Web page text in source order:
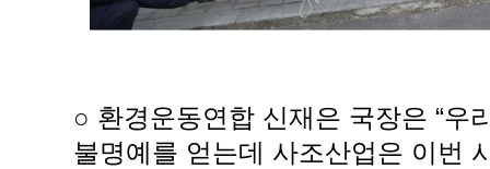
○ 환경운동연합 신재은 국장은 “우
불명예를 얻는데 사조산업은 이번